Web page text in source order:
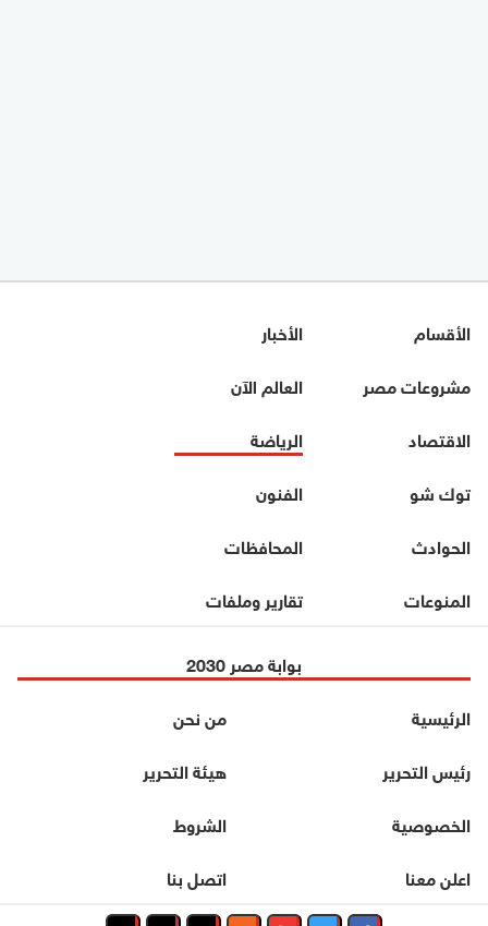
الأقسام
الأخبار
مشروعات مصر
العالم الآن
الاقتصاد
الرياضة
توك شو
الفنون
الحوادث
المحافظات
المنوعات
تقارير وملفات
بوابة مصر 2030
الرئيسية
من نحن
رئيس التحرير
هيئة التحرير
الخصوصية
الشروط
اعلن معنا
اتصل بنا